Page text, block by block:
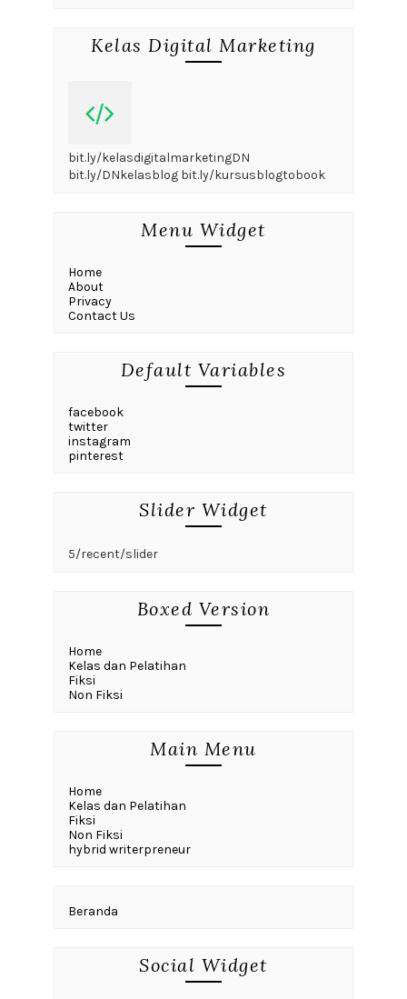
Kelas Digital Marketing
bit.ly/kelasdigitalmarketingDN
bit.ly/DNkelasblog bit.ly/kursusblogtobook
Menu Widget
Home
About
Privacy
Contact Us
Default Variables
facebook
twitter
instagram
pinterest
Slider Widget
5/recent/slider
Boxed Version
Home
Kelas dan Pelatihan
Fiksi
Non Fiksi
Main Menu
Home
Kelas dan Pelatihan
Fiksi
Non Fiksi
hybrid writerpreneur
Beranda
Social Widget